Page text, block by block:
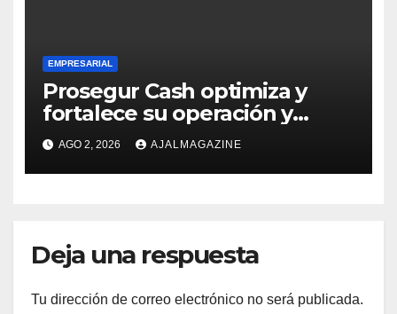
EMPRESARIAL
Prosegur Cash optimiza y
fortalece su operación y
procesos con la ayuda de IA y
Big Data
AGO 2, 2026 AJALMAGAZINE
Deja una respuesta
Tu dirección de correo electrónico no será publicada.